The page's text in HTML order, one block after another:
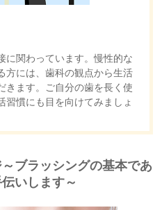
に関わっています。慢性的な
方には、歯科の観点から生活
きます。ご自分の歯を長く使
習慣にも目を向けてみましょ
ブラッシングの基本であ
いします～